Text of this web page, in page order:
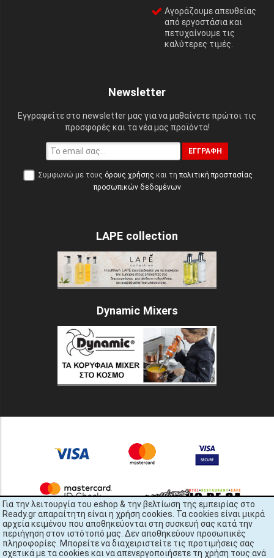
Για την λειτουργία του eshop & την βελτίωση της εμπειρίας στο
Ready.gr απαραίτητη είναι η χρήση cookies. Τα cookies είναι μικρά
αρχεία κειμένου που αποθηκεύονται στη συσκευή σας κατά την
περιήγηση στον ιστότοπό μας. Δεν αποθηκεύουν προσωπικές
πληροφορίες. Μπορείτε να διαχειριστείτε τις προτιμήσεις σας
σχετικά με τα cookies και να απενεργοποιήσετε τη χρήση τους ανά
Αγοράζουμε απευθείας
από εργοστάσια και
πετυχαίνουμε τις
καλύτερες τιμές.
Newsletter
Εγγραφείτε στο newsletter μας για να μαθαίνετε πρώτοι τις
προσφορές και τα νέα μας προϊόντα!
ΕΓΓΡΑΦΉ
Συμφωνώ με τους όρους χρήσης και τη πολιτική προστασίας
προσωπικών δεδομένων
LAPE collection
Dynamic Mixers